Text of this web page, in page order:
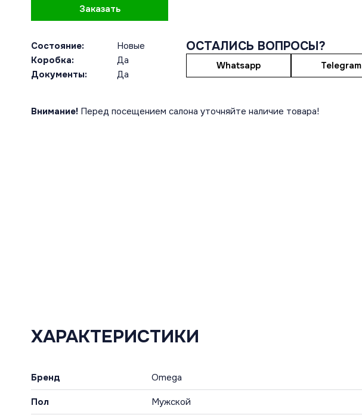
Заказать
Состояние:
Новые
Коробка:
Да
Документы:
Да
ОСТАЛИСЬ ВОПРОСЫ?
Whatsapp Telegram
Внимание! Перед посещением салона уточняйте наличие товара!
ХАРАКТЕРИСТИКИ
Бренд Omega
Пол Мужской